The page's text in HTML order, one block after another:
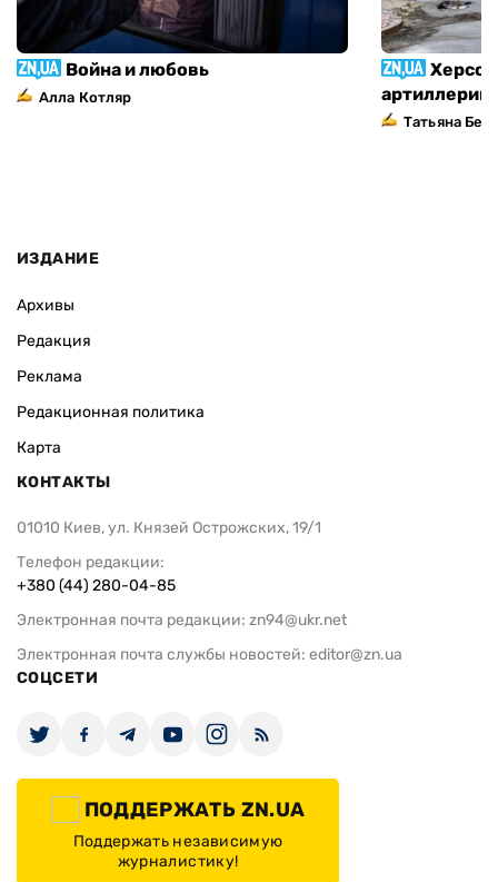
Война и любовь
Алла Котляр
Татьяна
ИЗДАНИЕ
Архивы
Редакция
Реклама
Редакционная политика
Карта
КОНТАКТЫ
01010 Киев, ул. Князей Острожских, 19/1
Телефон редакции:
+380 (44) 280-04-85
Электронная почта редакции: zn94@ukr.net
Электронная почта службы новостей: editor@zn.ua
СОЦСЕТИ
ПОДДЕРЖАТЬ ZN.UA
Поддержать независимую
журналистику!